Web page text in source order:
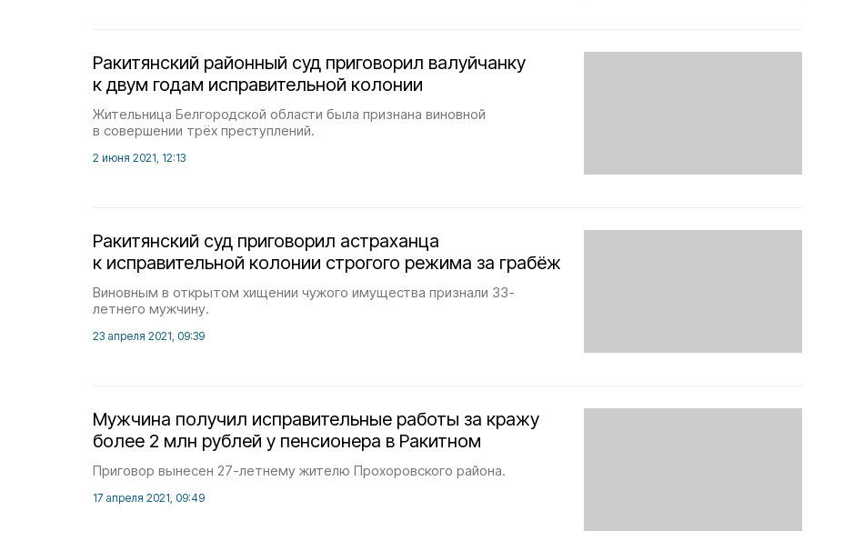
Ракитянский районный суд приговорил валуйчанку
к двум годам исправительной колонии
Жительница Белгородской области была признана виновной
в совершении трёх преступлений.
2 июня 2021, 12:13
Ракитянский суд приговорил астраханца
к исправительной колонии строгого режима за грабёж
Виновным в открытом хищении чужого имущества признали 33-
летнего мужчину.
23 апреля 2021, 09:39
Мужчина получил исправительные работы за кражу
более 2 млн рублей у пенсионера в Ракитном
Приговор вынесен 27-летнему жителю Прохоровского района.
17 апреля 2021, 09:49